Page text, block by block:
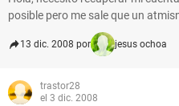
posible pero me sale que un
13 dic. 2008 por jesus ochoa
trastor28
el 3 dic. 2008